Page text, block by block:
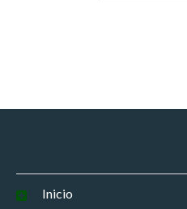
Inicio